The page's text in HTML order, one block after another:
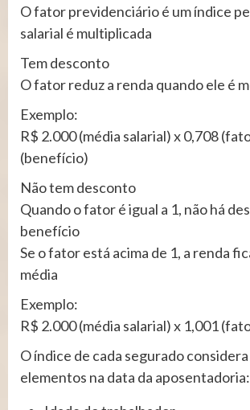
O fator previdenciário é um índice
salarial é multiplicada
Tem desconto
O fator reduz a renda quando ele é
Exemplo:
R$ 2.000 (média salarial) x 0,708
(benefício)
Não tem desconto
Quando o fator é igual a 1, não há
benefício
Se o fator está acima de 1, a renda
média
Exemplo:
R$ 2.000 (média salarial) x 1,001
O índice de cada segurado
elementos na data da aposentadoria: